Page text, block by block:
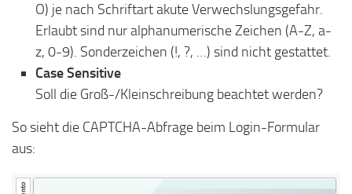
O) je nach Schriftart akute Verwechslungsgefahr.
Erlaubt sind nur alphanumerische Zeichen (A-Z, a-
z, 0-9). Sonderzeichen (!, ?, …) sind nicht gestattet.
Case Sensitive
Soll die Groß-/Kleinschreibung beachtet werden?
So sieht die CAPTCHA-Abfrage beim Login-Formular
aus: